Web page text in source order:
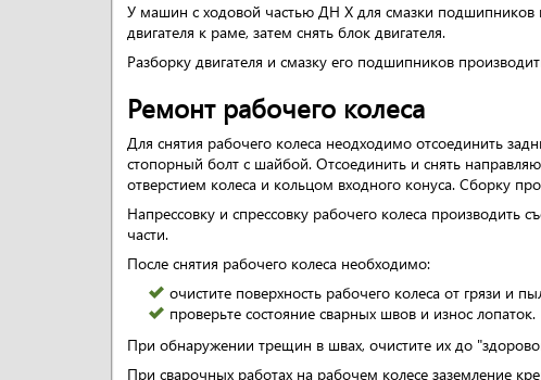
У машин с ходовой частью ДН Х для смазки подшипников
двигателя к раме, затем снять блок двигателя.
Разборку двигателя и смазку его подшипников
Ремонт рабочего колеса
Для снятия рабочего колеса неодходимо отсоединить
стопорный болт с шайбой. Отсоединить и снять
отверстием колеса и кольцом входного конуса. Сборку
Напрессовку и спрессовку рабочего колеса
части.
После снятия рабочего колеса необходимо:
очистите поверхность рабочего колеса от грязи и
проверьте состояние сварных швов и износ лопаток.
При обнаружении трещин в швах, очистите их до
При сварочных работах на рабочем колесе заземление